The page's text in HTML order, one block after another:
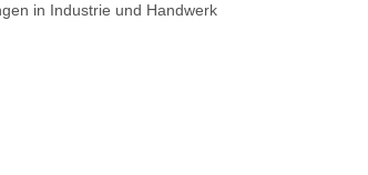
in Industrie und Handwerk